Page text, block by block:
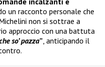
un racconto personale che
non si sottrae a
approccio con una battuta
so’ pazza”, anticipando il